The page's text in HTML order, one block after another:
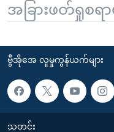
အခြားဖတ်ရှုစရာမ
ဗွီအိုအေ လူမှုကွန်ယက်များ
သတင်း